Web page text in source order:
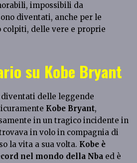
impossibili da
diventati, anche per le
colpiti, delle vere e proprie
su Kobe Bryant
diventati delle leggende
Kobe Bryant,
in un tragico incidente in
in volo in compagnia di
la vita a sua volta. Kobe è
nel mondo della Nba ed è